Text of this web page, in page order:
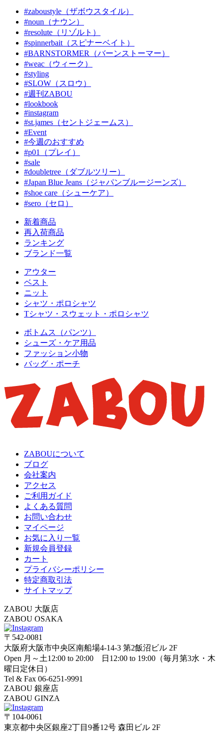
#zaboustyle（ザボウスタイル）
#noun（ナウン）
#resolute（リゾルト）
#spinnerbait（スピナーベイト）
#BARNSTORMER（バーンストーマー）
#weac（ウィーク）
#styling
#SLOW（スロウ）
#週刊ZABOU
#lookbook
#instagram
#st.james（セントジェームス）
#Event
#今週のおすすめ
#p01（プレイ）
#sale
#doubletree（ダブルツリー）
#Japan Blue Jeans（ジャパンブルージーンズ）
#shoe care（シューケア）
#sero（セロ）
新着商品
再入荷商品
ランキング
ブランド一覧
アウター
ベスト
ニット
シャツ・ポロシャツ
Tシャツ・スウェット・ポロシャツ
ボトムス（パンツ）
シューズ・ケア用品
ファッション小物
バッグ・ポーチ
ZABOUについて
ブログ
会社案内
アクセス
ご利用ガイド
よくある質問
お問い合わせ
マイページ
お気に入り一覧
新規会員登録
カート
プライバシーポリシー
特定商取引法
サイトマップ
ZABOU 大阪店
ZABOU OSAKA
〒542-0081
大阪府大阪市中央区南船場4-14-3 第2飯沼ビル 2F
Open 月～土12:00 to 20:00 日12:00 to 19:00（毎月第3水・木
曜日定休日）
Tel & Fax 06-6251-9991
ZABOU 銀座店
ZABOU GINZA
〒104-0061
東京都中央区銀座2丁目9番12号 森田ビル 2F